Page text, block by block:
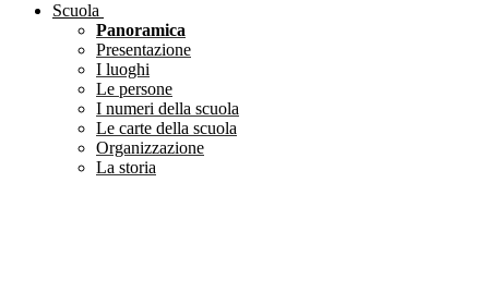
Scuola
Panoramica
Presentazione
I luoghi
Le persone
I numeri della scuola
Le carte della scuola
Organizzazione
La storia